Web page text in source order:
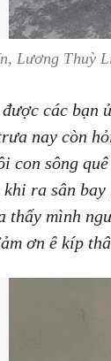
Lương Thuỳ
các bạn
nay còn
con sông
ra sân
thấy mình
ơn ê kíp